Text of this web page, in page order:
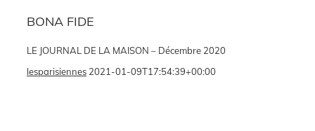
BONA FIDE
LE JOURNAL DE LA MAISON – Décembre 2020
lesparisiennes 2021-01-09T17:54:39+00:00